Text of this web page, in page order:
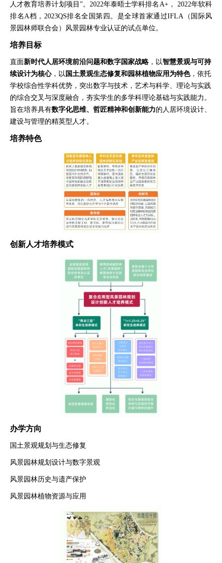
人才教育培养计划项目”。2022年泰晤士学科排名A+， 2022年软科
排名A档，2023QS排名全国第四。是全球首家通过IFLA（国际风
景园林师联合会）风景园林专业认证的试点单位。
培养目标
直面新时代人居环境前沿问题和数字国家战略 ，以智慧景观与可持
续设计为核心，以 国土景观生态修复和园林植物应用为特色，依托
学校综合性学科优势，突出数字与技术，艺术与科学、理论与实践
的综合交叉与深度融合，夯实学生的多学科理论基础与实践能力。
旨在培养具有数字化思维、哲匠精神和创新能力的人居环境设计、
建设与管理的精英型人才。
培养特色
创新人才培养模式
办学方向
国土景观规划与生态修复
风景园林规划设计与数字景观
风景园林历史与遗产保护
风景园林植物资源与应用